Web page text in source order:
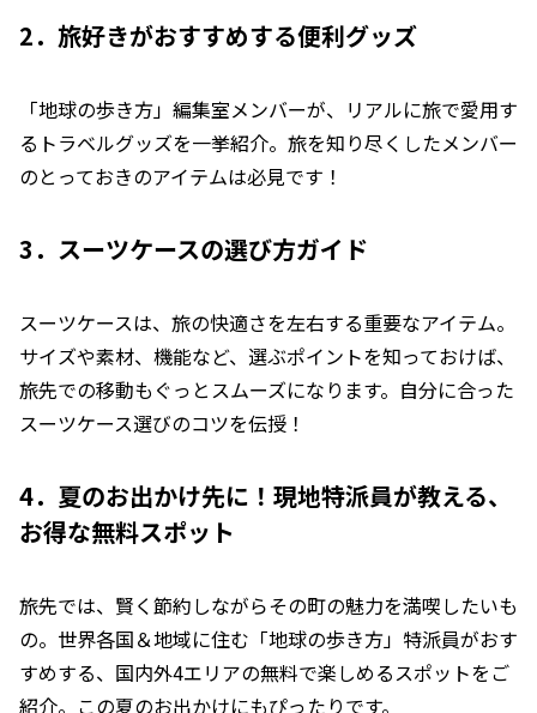
2．旅好きがおすすめする便利グッズ
「地球の歩き方」編集室メンバーが、リアルに旅で愛用す
るトラベルグッズを一挙紹介。旅を知り尽くしたメンバー
のとっておきのアイテムは必見です！
3．スーツケースの選び方ガイド
スーツケースは、旅の快適さを左右する重要なアイテム。
サイズや素材、機能など、選ぶポイントを知っておけば、
旅先での移動もぐっとスムーズになります。自分に合った
スーツケース選びのコツを伝授！
4．夏のお出かけ先に！現地特派員が教える、
お得な無料スポット
旅先では、賢く節約しながらその町の魅力を満喫したいも
の。世界各国＆地域に住む「地球の歩き方」特派員がおす
すめする、国内外4エリアの無料で楽しめるスポットをご
紹介。この夏のお出かけにもぴったりです。